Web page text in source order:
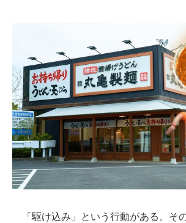
スマホと通信の最新トレンド
進化するPCとデバイスの未来
好きが集まる 比べて選べる
ビジネスと働き方のヒント
AI活用のいまが分かる
企業ITのトレンドを詳説
「駆け込み」という行動がある。そ